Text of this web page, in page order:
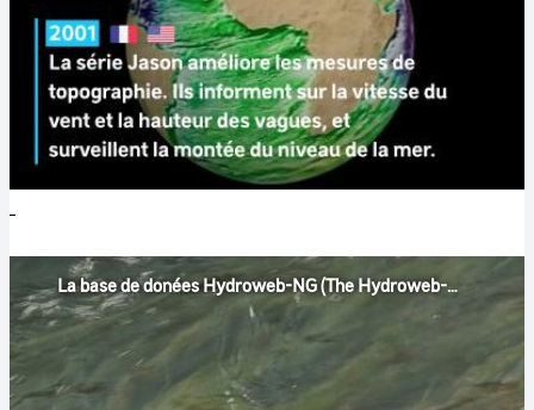
La base de donées Hydroweb-NG (The Hydroweb-NG database)